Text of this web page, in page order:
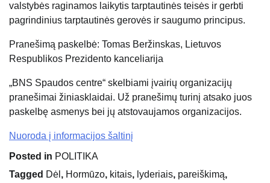
valstybės raginamos laikytis tarptautinės teisės ir gerbti
pagrindinius tarptautinės gerovės ir saugumo principus.
Pranešimą paskelbė: Tomas Beržinskas, Lietuvos
Respublikos Prezidento kanceliarija
„BNS Spaudos centre“ skelbiami įvairių organizacijų
pranešimai žiniasklaidai. Už pranešimų turinį atsako juos
paskelbę asmenys bei jų atstovaujamos organizacijos.
Nuoroda į informacijos šaltinį
Posted in POLITIKA
Tagged Dėl , Hormūzo, kitais, lyderiais, pareiškimą,